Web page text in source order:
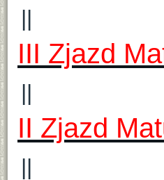
||
III Zjazd
||
II Zjazd
||